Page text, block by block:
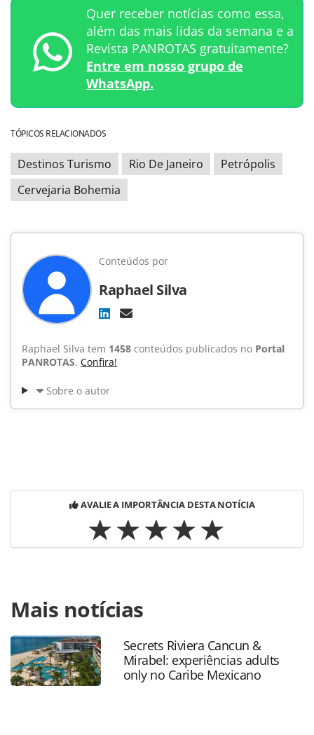
Quer receber notícias como essa,
além das mais lidas da semana e a
Revista PANROTAS gratuitamente?
Entre em nosso grupo de
WhatsApp.
TÓPICOS RELACIONADOS
Destinos Turismo Rio De Janeiro
Petrópolis
Cervejaria Bohemia
Conteúdos por
Raphael Silva
Raphael Silva tem 1458 conteúdos publicados no Portal
PANROTAS. Confira!
Sobre o autor
AVALIE A IMPORTÂNCIA DESTA NOTÍCIA
https://www.panrotas.com.br/noticia-
turismo/destinos/2015/05/conheca-o-tour-pela-cervejaria-
bohemia-em-petropolis-_113918.html ou as ferramentas
oferecidas na página. Todo o conteúdo produzido pela
PANROTAS Editora é protegido pela legislação brasileira
sobre direito autoral. Não reproduza o conteúdo sem
Mais notícias
Secrets Riviera Cancun &
Mirabel: experiências adults
only no Caribe Mexicano